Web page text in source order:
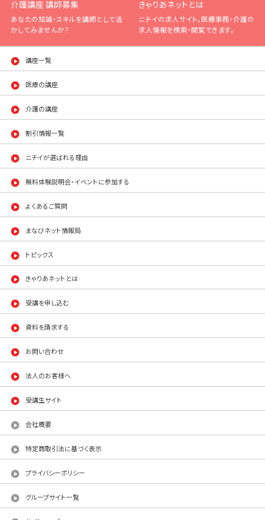
介護講座 講師募集
あなたの知識・スキルを講師として活
かしてみませんか？
きゃりあネットとは
ニチイの求人サイト。医療事務・介護の
求人情報を検索・閲覧できます。
講座一覧
医療の講座
介護の講座
割引情報一覧
ニチイが選ばれる理由
無料体験説明会・イベントに参加する
よくあるご質問
まなびネット情報局
トピックス
きゃりあネットとは
受講を申し込む
資料を請求する
お問い合わせ
法人のお客様へ
受講生サイト
会社概要
特定商取引法に基づく表示
プライバシーポリシー
グループサイト一覧